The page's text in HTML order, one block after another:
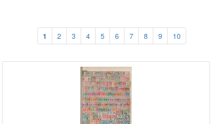
1 2 3 4 5 6 7 8 9 10